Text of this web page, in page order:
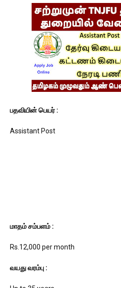
பதவியின் பெயர் :
Assistant Post
மாதம் சம்பளம் :
Rs.12,000 per month
வயது வரம்பு :